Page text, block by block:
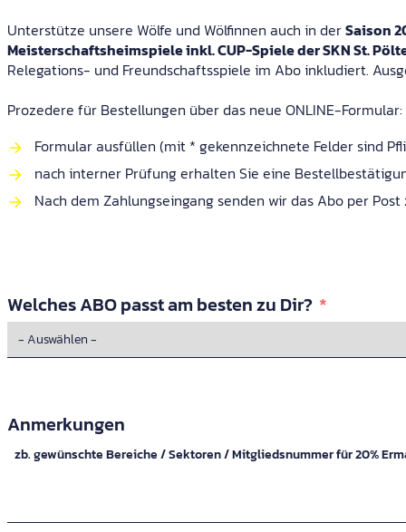
Unterstütze unsere Wölfe und Wölfinnen auch in derSaison
Meisterschaftsheimspiele inkl. CUP-Spiele der SKN St.
Relegations- und Freundschaftsspiele im Abo inkludiert.
Prozedere für Bestellungen über das neue ONLINE-Formular:
Formular ausfüllen (mit * gekennzeichnete Felder sind
nach interner Prüfung erhalten Sie eine
Nach dem Zahlungseingang senden wir das Abo per Post
Welches ABO passt am besten zu Dir?
Anmerkungen